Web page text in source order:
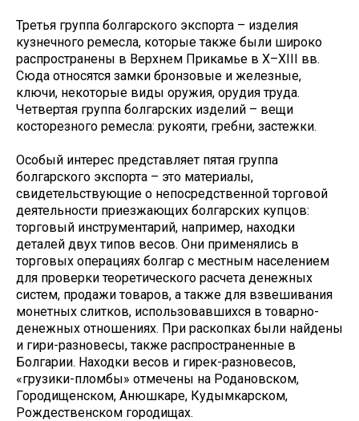
Третья группа болгарского экспорта – изделия
кузнечного ремесла, которые также были широко
распространены в Верхнем Прикамье в X–XIII вв.
Сюда относятся замки бронзовые и железные,
ключи, некоторые виды оружия, орудия труда.
Четвертая группа болгарских изделий – вещи
косторезного ремесла: рукояти, гребни, застежки.
Особый интерес представляет пятая группа
болгарского экспорта – это материалы,
свидетельствующие о непосредственной торговой
деятельности приезжающих болгарских купцов:
торговый инструментарий, например, находки
деталей двух типов весов. Они применялись в
торговых операциях болгар с местным населением
для проверки теоретического расчета денежных
систем, продажи товаров, а также для взвешивания
монетных слитков, использовавшихся в товарно-
денежных отношениях. При раскопках были найдены
и гири-разновесы, также распространенные в
Болгарии. Находки весов и гирек-разновесов,
«грузики-пломбы» отмечены на Родановском,
Городищенском, Анюшкаре, Кудымкарском,
Рождественском городищах.